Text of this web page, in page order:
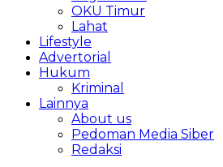
OKU Timur
Lahat
Lifestyle
Advertorial
Hukum
Kriminal
Lainnya
About us
Pedoman Media Siber
Redaksi